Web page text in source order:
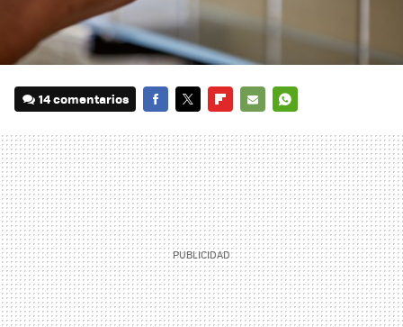
14 comentarios
MAIL